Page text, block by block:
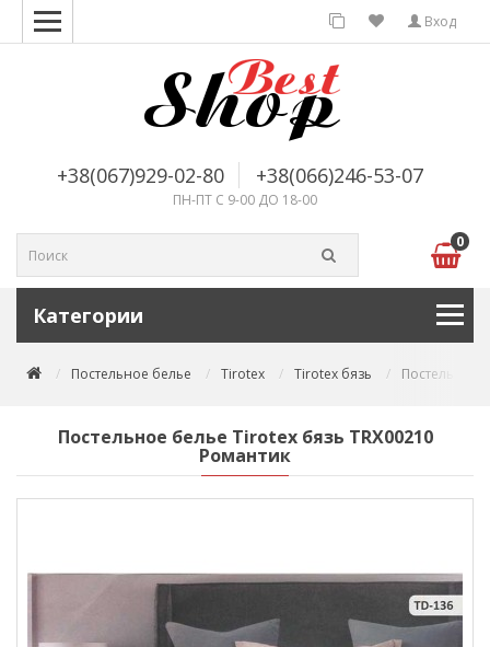
Вход
+38(067)929-02-80 +38(066)246-53-07
ПН-ПТ С 9-00 ДО 18-00
0
Категории
Постельное белье Tirotex Tirotex бязь Постельное
Постельное белье Tirotex бязь TRX00210
Романтик